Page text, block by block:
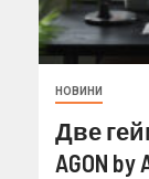
НОВИНИ
Две
AGON by